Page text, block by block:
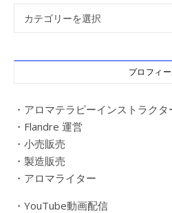
記事カテゴリー
プロフィ
・アロマテラピーインストラクタ
・Flandre 運営
・小売販売
・製造販売
・アロマライター
・YouTube動画配信